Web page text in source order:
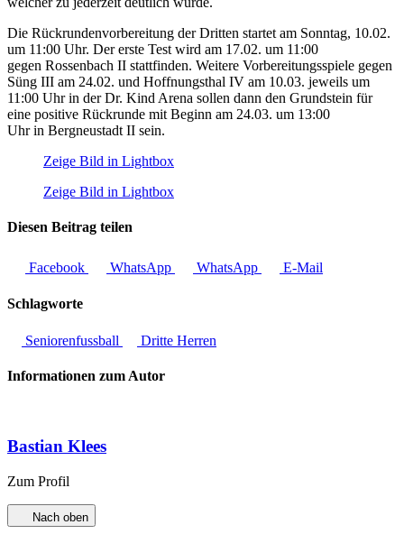
Die Rückrundenvorbereitung der Dritten startet am Sonntag, 10.02.
um 11:00 Uhr. Der erste Test wird am 17.02. um 11:00
gegen Rossenbach II stattfinden. Weitere Vorbereitungsspiele gegen
Süng III am 24.02. und Hoffnungsthal IV am 10.03. jeweils um
11:00 Uhr in der Dr. Kind Arena sollen dann den Grundstein für
eine positive Rückrunde mit Beginn am 24.03. um 13:00
Uhr in Bergneustadt II sein.
Zeige Bild in Lightbox
Zeige Bild in Lightbox
Diesen Beitrag teilen
Facebook WhatsApp WhatsApp E-Mail
Schlagworte
Seniorenfussball Dritte Herren
Informationen zum Autor
Bastian Klees
Zum Profil
Nach oben